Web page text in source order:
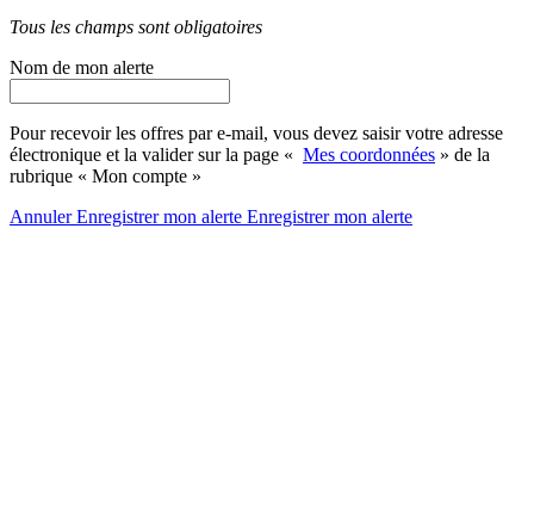
Tous les champs sont obligatoires
Nom de mon alerte
Pour recevoir les offres par e-mail, vous devez saisir votre adresse
électronique et la valider sur la page « Mes coordonnées » de la
rubrique « Mon compte »
AnnulerEnregistrer mon alerte Enregistrermon alerte